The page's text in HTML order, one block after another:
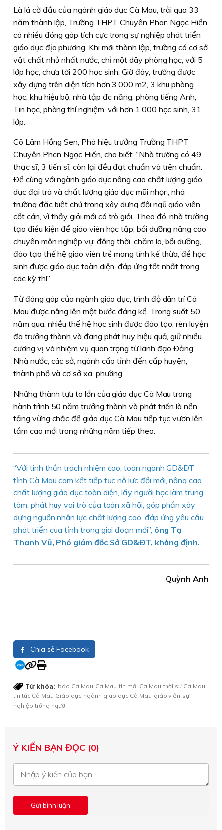
Là lá cờ đầu của ngành giáo dục Cà Mau, trải qua 33
năm thành lập, Trường THPT Chuyên Phan Ngọc Hiển
có nhiều đóng góp tích cực trong sự nghiệp phát triển
giáo dục địa phương. Khi mới thành lập, trường có cơ sở
vật chất nhỏ nhất nước, chỉ một dãy phòng học, với 5
lớp học, chưa tới 200 học sinh. Giờ đây, trường được
xây dựng trên diện tích hơn 3.000 m2, 3 khu phòng
học, khu hiệu bộ, nhà tập đa năng, phòng tiếng Anh,
Tin học, phòng thí nghiệm, với hơn 1.000 học sinh, 31
lớp.
Cô Lâm Hồng Sen, Phó hiệu trưởng Trường THPT
Chuyên Phan Ngọc Hiển, cho biết: “Nhà trường có 49
thạc sĩ, 3 tiến sĩ, còn lại đều đạt chuẩn và trên chuẩn.
Ðể cùng với ngành giáo dục nâng cao chất lượng giáo
dục đại trà và chất lượng giáo dục mũi nhọn, nhà
trường đặc biệt chú trọng xây dựng đội ngũ giáo viên
cốt cán, vì thầy giỏi mới có trò giỏi. Theo đó, nhà trường
tạo điều kiện để giáo viên học tập, bồi dưỡng nâng cao
chuyên môn nghiệp vụ; đồng thời, chăm lo, bồi dưỡng,
đào tạo thế hệ giáo viên trẻ mang tính kế thừa, để học
sinh được giáo dục toàn diện, đáp ứng tốt nhất trong
các kỳ thi”.
Từ đóng góp của ngành giáo dục, trình độ dân trí Cà
Mau được nâng lên một bước đáng kể. Trong suốt 50
năm qua, nhiều thế hệ học sinh được đào tạo, rèn luyện
đã trưởng thành và đang phát huy hiệu quả, giữ nhiều
cương vị và nhiệm vụ quan trọng từ lãnh đạo Ðảng,
Nhà nước, các sở, ngành cấp tỉnh đến cấp huyện,
thành phố và cơ sở xã, phường.
Những thành tựu to lớn của giáo dục Cà Mau trong
hành trình 50 năm trưởng thành và phát triển là nền
tảng vững chắc để giáo dục Cà Mau tiếp tục vươn lên
tầm cao mới trong những năm tiếp theo.
“Với tinh thần trách nhiệm cao, toàn ngành GD&ÐT
tỉnh Cà Mau cam kết tiếp tục nỗ lực đổi mới, nâng cao
chất lượng giáo dục toàn diện, lấy người học làm trung
tâm, phát huy vai trò của toàn xã hội, góp phần xây
dựng nguồn nhân lực chất lượng cao, đáp ứng yêu cầu
phát triển của tỉnh trong giai đoạn mới” ông Tạ
Thanh Vũ, Phó giám đốc Sở GD&ÐT, khẳng định.
Quỳnh Anh
Chia sẻ Facebook
Từ khóa: báo Cà Mau Cà Mau tin mới Cà Mau thời sự Cà Mau
tin tức Cà Mau Giáo dục ngành giáo dục Cà Mau giáo viên sự
nghiệp trồng người
Ý KIẾN BẠN ĐỌC (0)